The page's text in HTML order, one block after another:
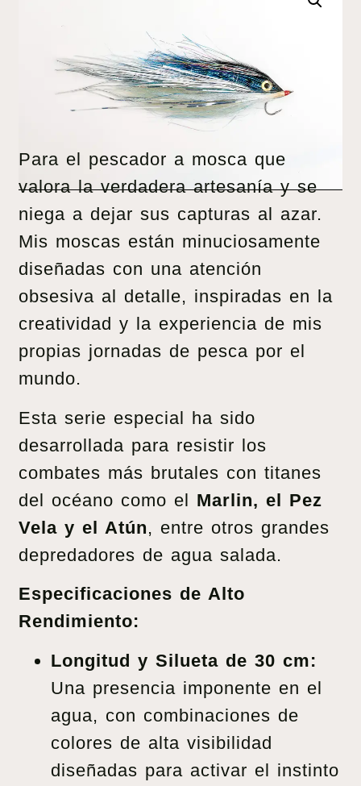
Para el pescador a mosca que
valora la verdadera artesanía y se
niega a dejar sus capturas al azar.
Mis moscas están minuciosamente
diseñadas con una atención
obsesiva al detalle, inspiradas en la
creatividad y la experiencia de mis
propias jornadas de pesca por el
mundo.
Esta serie especial ha sido
desarrollada para resistir los
combates más brutales con titanes
del océano como el Marlin, el Pez
Vela y el Atún, entre otros grandes
depredadores de agua salada.
Especificaciones de Alto
Rendimiento:
Longitud y Silueta de 30 cm:
Una presencia imponente en el
agua, con combinaciones de
colores de alta visibilidad
diseñadas para activar el instinto